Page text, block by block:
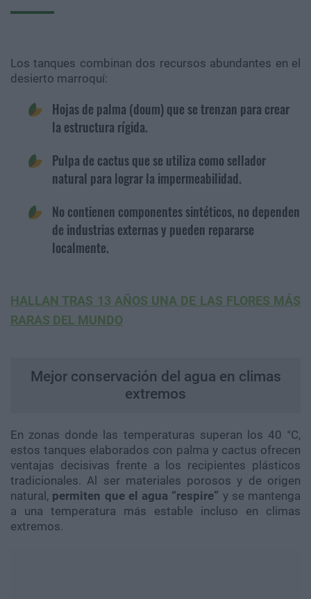
Los tanques combinan dos recursos abundantes en el
desierto marroquí:
Hojas de palma (doum) que se trenzan para crear
la estructura rígida.
Pulpa de cactus que se utiliza como sellador
natural para lograr la impermeabilidad.
No contienen componentes sintéticos, no dependen
de industrias externas y pueden repararse
localmente.
HALLAN TRAS 13 AÑOS UNA DE LAS FLORES MÁS
RARAS DEL MUNDO
Mejor conservación del agua en climas
extremos
En zonas donde las temperaturas superan los 40 °C,
estos tanques elaborados con palma y cactus ofrecen
ventajas decisivas frente a los recipientes plásticos
tradicionales. Al ser materiales porosos y de origen
natural, permiten que el agua “respire” y se mantenga
a una temperatura más estable incluso en climas
extremos.